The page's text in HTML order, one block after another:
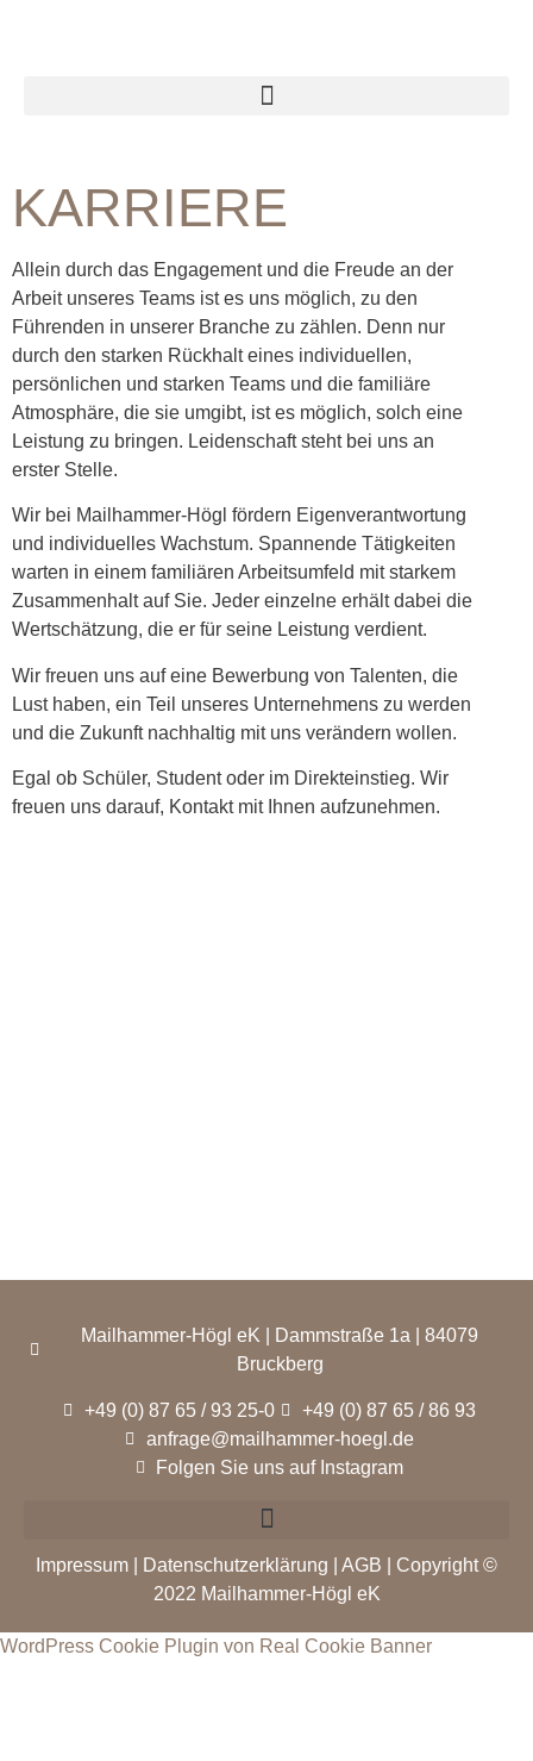
KARRIERE
Allein durch das Engagement und die Freude an der
Arbeit unseres Teams ist es uns möglich, zu den
Führenden in unserer Branche zu zählen. Denn nur
durch den starken Rückhalt eines individuellen,
persönlichen und starken Teams und die familiäre
Atmosphäre, die sie umgibt, ist es möglich, solch eine
Leistung zu bringen. Leidenschaft steht bei uns an
erster Stelle.
Wir bei Mailhammer-Högl fördern Eigenverantwortung
und individuelles Wachstum. Spannende Tätigkeiten
warten in einem familiären Arbeitsumfeld mit starkem
Zusammenhalt auf Sie. Jeder einzelne erhält dabei die
Wertschätzung, die er für seine Leistung verdient.
Wir freuen uns auf eine Bewerbung von Talenten, die
Lust haben, ein Teil unseres Unternehmens zu werden
und die Zukunft nachhaltig mit uns verändern wollen.
Egal ob Schüler, Student oder im Direkteinstieg. Wir
freuen uns darauf, Kontakt mit Ihnen aufzunehmen.
Mailhammer-Högl eK | Dammstraße 1a | 84079
Bruckberg
+49 (0) 87 65 / 93 25-0
+49 (0) 87 65 / 86 93
anfrage@mailhammer-hoegl.de
Folgen Sie uns auf Instagram
Impressum Datenschutzerklärung AGB | Copyright ©
2022 Mailhammer-Högl eK
WordPress Cookie Plugin von Real Cookie Banner